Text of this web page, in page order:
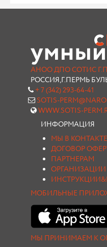
АНОО ДПО СОТИС
РОССИЯ,Г.ПЕРМЬ
+ 7 (342) 293-64-41
SOTIS-
WWW.SOTIS-
ИНФОРМАЦИЯ
МЫ В КОНТАКТЕ
ДОГОВОР
ПАРТНЕРАМ
ОРГАНИЗАЦИИ
МОБИЛЬНЫЕ
МЫ ПРИНИМАЕМ К